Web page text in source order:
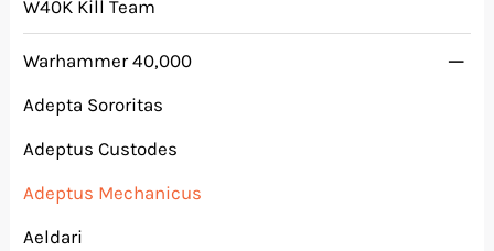
W40K Kill Team
Warhammer 40,000
Adepta Sororitas
Adeptus Custodes
Adeptus Mechanicus
Aeldari